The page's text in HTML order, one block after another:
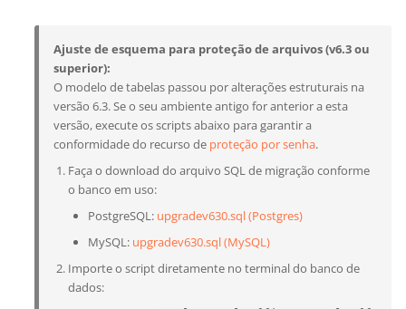
Ajuste de esquema para proteção de arquivos (v6.3 ou
superior):
O modelo de tabelas passou por alterações estruturais na
versão 6.3. Se o seu ambiente antigo for anterior a esta
versão, execute os scripts abaixo para garantir a
conformidade do recurso de proteção por senha.
Faça o download do arquivo SQL de migração conforme
o banco em uso:
PostgreSQL: upgradev630.sql (Postgres)
MySQL: upgradev630.sql (MySQL)
Importe o script diretamente no terminal do banco de
dados: